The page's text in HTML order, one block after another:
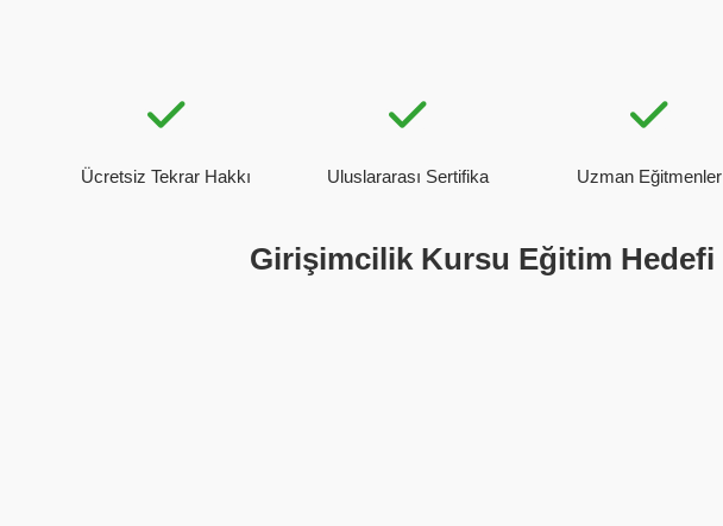
Ücretsiz Tekrar Hakkı Uluslararası Sertifika Uzman Eğitmenler
Girişimcilik Kursu Eğitim Hedefi